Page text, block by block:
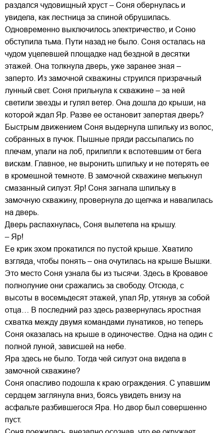
раздался чудовищный хруст – Соня обернулась и
увидела, как лестница за спиной обрушилась.
Одновременно выключилось электричество, и Соню
обступила тьма. Пути назад не было. Соня осталась на
чудом уцелевшей площадке над бездной в десятки
этажей. Она толкнула дверь, уже заранее зная –
заперто. Из замочной скважины струился призрачный
лунный свет. Соня прильнула к скважине – за ней
светили звезды и гулял ветер. Она дошла до крыши, на
которой ждал Яр. Разве ее остановит запертая дверь?
Быстрым движением Соня выдернула шпильку из волос,
собранных в пучок. Пышные пряди рассыпались по
плечам, упали на лоб, прилипли к вспотевшим от бега
вискам. Главное, не выронить шпильку и не потерять ее
в кромешной темноте. В замочной скважине мелькнул
смазанный силуэт. Яр! Соня загнала шпильку в
замочную скважину, провернула до щелчка и навалилась
на дверь.
Дверь распахнулась, Соня вылетела на крышу.
– Яр!
Ее крик эхом прокатился по пустой крыше. Хватило
взгляда, чтобы понять – она очутилась на крыше Вышки.
Это место Соня узнала бы из тысячи. Здесь в Кровавое
полнолуние они сражались за свободу. Отсюда, с
высоты в восемьдесят этажей, упал Яр, утянув за собой
отца… В последний раз здесь развернулась яростная
схватка между двумя командами лунатиков, но теперь
Соня оказалась на крыше в одиночестве. Одна на один с
полной луной, зависшей на небе.
Яра здесь не было. Тогда чей силуэт она видела в
замочной скважине?
Соня опасливо подошла к краю ограждения. С упавшим
сердцем заглянула вниз, боясь увидеть внизу на
асфальте разбившегося Яра. Но двор был совершенно
пуст.